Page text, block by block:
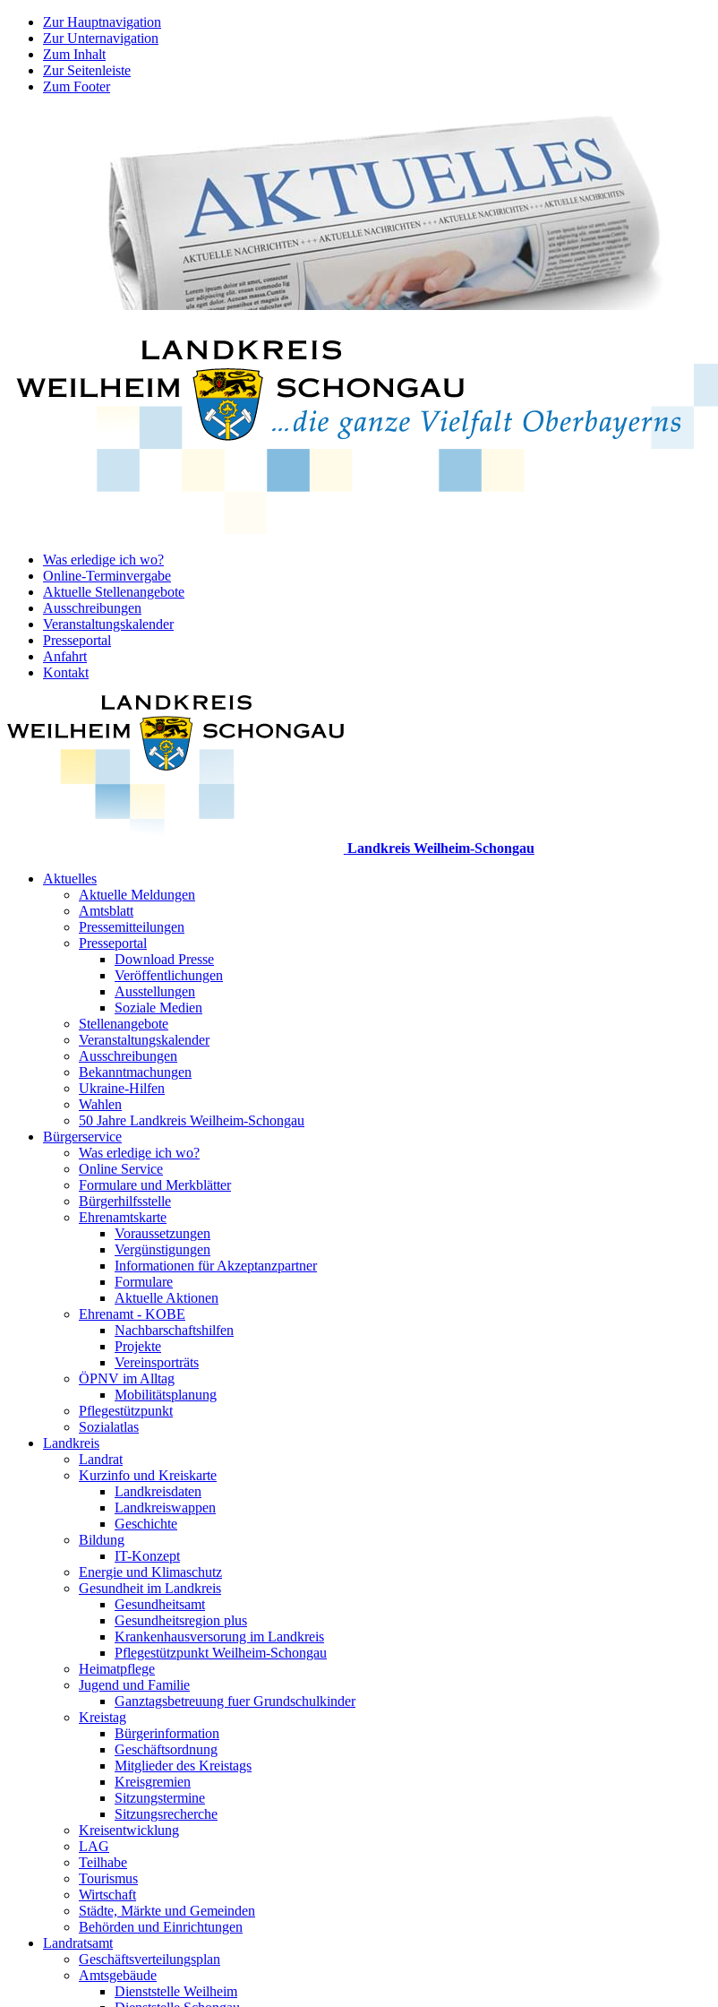
Zur Hauptnavigation
Zur Unternavigation
Zum Inhalt
Zur Seitenleiste
Zum Footer
Was erledige ich wo?
Online-Terminvergabe
Aktuelle Stellenangebote
Ausschreibungen
Veranstaltungskalender
Presseportal
Anfahrt
Kontakt
Landkreis Weilheim-Schongau
Aktuelles
Aktuelle Meldungen
Amtsblatt
Pressemitteilungen
Presseportal
Download Presse
Veröffentlichungen
Ausstellungen
Soziale Medien
Stellenangebote
Veranstaltungskalender
Ausschreibungen
Bekanntmachungen
Ukraine-Hilfen
Wahlen
50 Jahre Landkreis Weilheim-Schongau
Bürgerservice
Was erledige ich wo?
Online Service
Formulare und Merkblätter
Bürgerhilfsstelle
Ehrenamtskarte
Voraussetzungen
Vergünstigungen
Informationen für Akzeptanzpartner
Formulare
Aktuelle Aktionen
Ehrenamt - KOBE
Nachbarschaftshilfen
Projekte
Vereinsporträts
ÖPNV im Alltag
Mobilitätsplanung
Pflegestützpunkt
Sozialatlas
Landkreis
Landrat
Kurzinfo und Kreiskarte
Landkreisdaten
Landkreiswappen
Geschichte
Bildung
IT-Konzept
Energie und Klimaschutz
Gesundheit im Landkreis
Gesundheitsamt
Gesundheitsregion plus
Krankenhausversorung im Landkreis
Pflegestützpunkt Weilheim-Schongau
Heimatpflege
Jugend und Familie
Ganztagsbetreuung fuer Grundschulkinder
Kreistag
Bürgerinformation
Geschäftsordnung
Mitglieder des Kreistags
Kreisgremien
Sitzungstermine
Sitzungsrecherche
Kreisentwicklung
LAG
Teilhabe
Tourismus
Wirtschaft
Städte, Märkte und Gemeinden
Behörden und Einrichtungen
Landratsamt
Geschäftsverteilungsplan
Amtsgebäude
Dienststelle Weilheim